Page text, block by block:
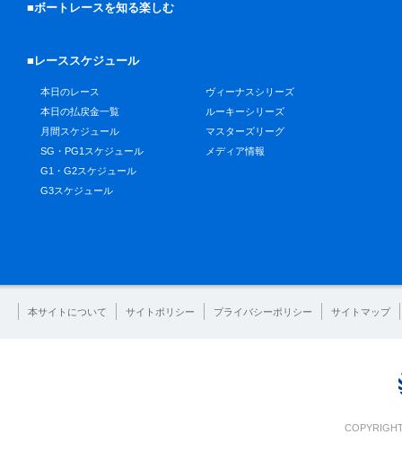
■ボートレースを知る楽しむ
■レーススケジュール
本日のレース
本日の払戻金一覧
月間スケジュール
SG・PG1スケジュール
G1・G2スケジュール
G3スケジュール
ヴィーナスシリーズ
ルーキーシリーズ
マスターズリーグ
メディア情報
本サイトについて サイトポリシー プライバシーポリシー サイトマップ